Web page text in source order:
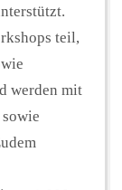
teil,
werden mit